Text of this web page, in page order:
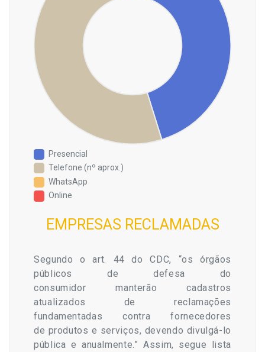
Presencial
Telefone (nº aprox.)
WhatsApp
Online
EMPRESAS RECLAMADAS
Segundo o art. 44 do CDC, “os órgãos
públicos de defesa do
consumidor manterão cadastros
atualizados de reclamações
fundamentadas contra fornecedores
de produtos e serviços, devendo divulgá-lo
pública e anualmente.” Assim, segue lista